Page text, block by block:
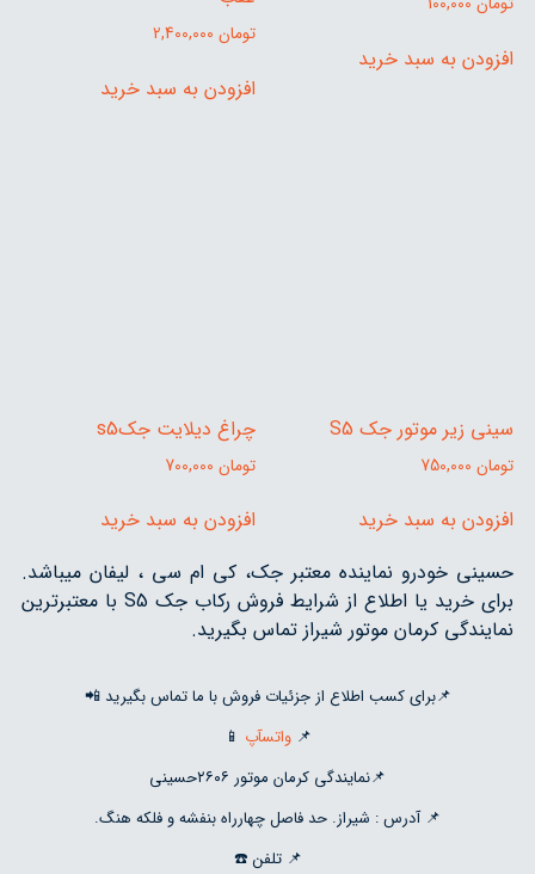
افزودن به سبد خرید
تومان
افزودن به سبد خرید
سینی زیر موتور جک S5
تومان
افزودن به سبد خرید
چراغ دیلایت جکs5
تومان
افزودن به سبد خرید
حسینی خودرو نماینده معتبر جک، کی ام سی ، لیفان میباشد.
برای خرید یا اطلاع از شرایط فروش رکاب جک S5 با معتبرترین
نمایندگی کرمان موتور شیراز تماس بگیرید.
📌برای کسب اطلاع از جزئیات فروش با ما تماس بگیرید 📲
📌واتسآپ 📱
📌نمایندگی کرمان موتور ۲۶۰۶حسینی
📌 آدرس : شیراز. حد فاصل چهارراه بنفشه و فلکه هنگ.
📌 تلفن ☎️